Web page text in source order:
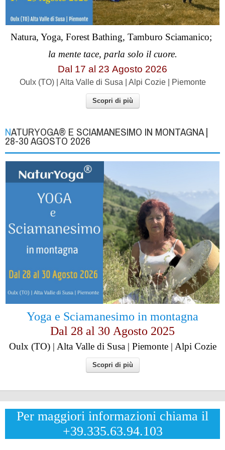
Natura, Yoga, Forest Bathing, Tamburo Sciamanico;
la mente tace, parla solo il cuore.
Dal 17 al 23 Agosto 2026
Oulx (TO) | Alta Valle di Susa | Alpi Cozie | Piemonte
Scopri di più
NATURYOGA® E SCIAMANESIMO IN MONTAGNA |
28-30 AGOSTO 2026
Yoga e Sciamanesimo in montagna
Dal 28 al 30 Agosto 2025
Oulx (TO) | Alta Valle di Susa | Piemonte | Alpi Cozie
Scopri di più
Per maggiori informazioni chiama il
+39.335.63.94.103